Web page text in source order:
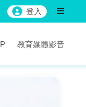
登入
教育媒體影音